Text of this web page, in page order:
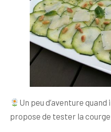
Un peu d’aventure
propose de tester la